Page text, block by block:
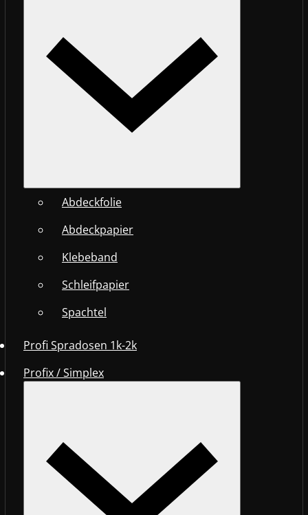
Abdeckfolie
Abdeckpapier
Klebeband
Schleifpapier
Spachtel
Profi Spradosen 1k-2k
Profix / Simplex